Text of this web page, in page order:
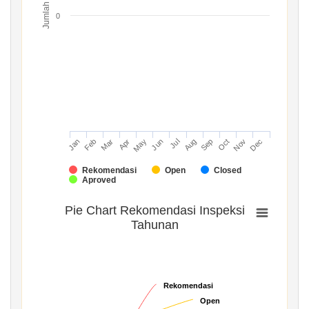
Jumlah
Rekomendasi Open
Closed
Aproved
Jan Feb Mar Apr May Jun Jul Aug Sep Oct Nov Dec
0
Pie Chart Rekomendasi Inspeksi
Tahunan
Rekomendasi
Rekomendasi
Open
Open